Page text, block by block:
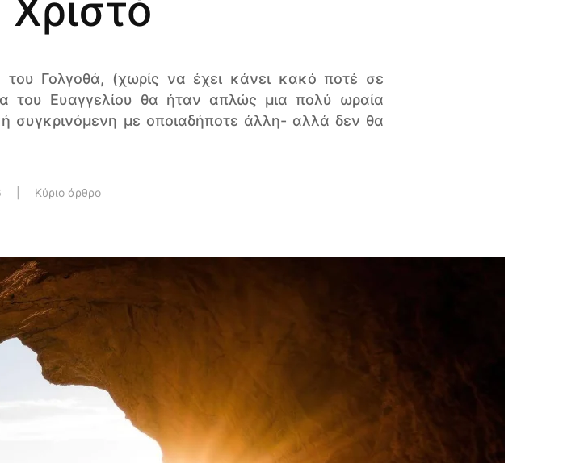
Χριστό
Γολγοθά, (χωρίς να έχει κάνει κακό ποτέ σε
του Ευαγγελίου θα ήταν απλώς μια πολύ ωραία
συγκρινόμενη με οποιαδήποτε άλλη- αλλά δεν θα
Κύριο άρθρο